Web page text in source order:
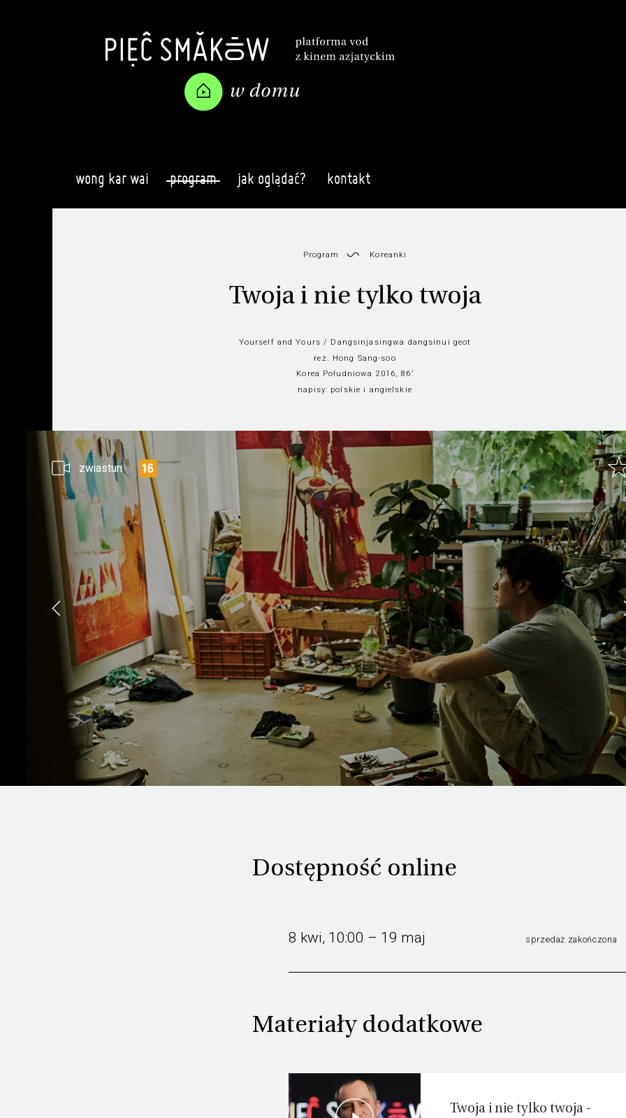
wong kar wai program jak oglądać? kontakt
Program Koreanki
Twoja i nie tylko twoja
Yourself and Yours / Dangsinjasingwa dangsinui geot
reż. Hong Sang-soo
Korea Południowa 2016, 86’
napisy: polskie i angielskie
zwiastun
Dostępność online
8 kwi, 10:00 – 19 maj sprzedaż zakończona
Materiały dodatkowe
Twoja i nie tylko twoja -